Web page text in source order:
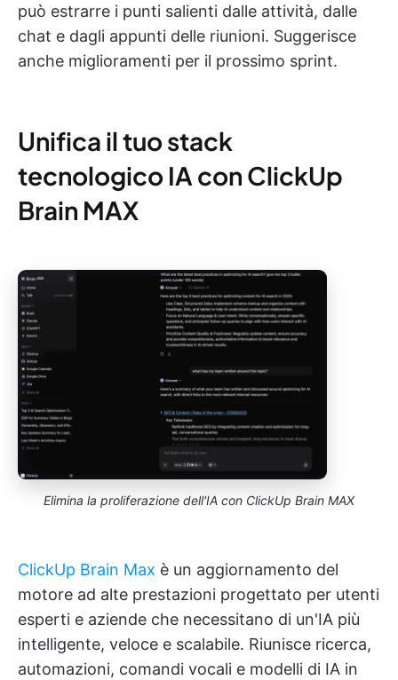
può estrarre i punti salienti dalle attività, dalle
chat e dagli appunti delle riunioni. Suggerisce
anche miglioramenti per il prossimo sprint.
Unifica il tuo stack
tecnologico IA con ClickUp
Brain MAX
Elimina la proliferazione dell'IA con ClickUp Brain MAX
ClickUp Brain Max è un aggiornamento del
motore ad alte prestazioni progettato per utenti
esperti e aziende che necessitano di un'IA più
intelligente, veloce e scalabile. Riunisce ricerca,
automazioni, comandi vocali e modelli di IA in